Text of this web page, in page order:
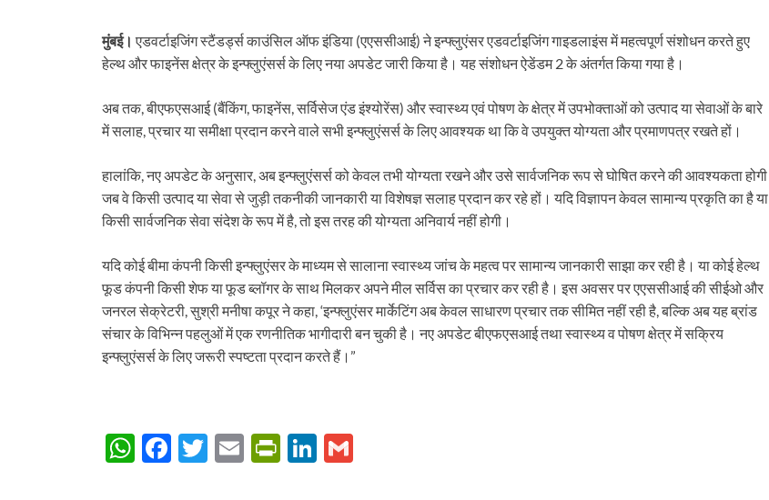
मुंबई। एडवर्टाइजिंग स्टैंडर्ड्स काउंसिल ऑफ इंडिया (एएससीआई) ने इन्फ्लुएंसर एडवर्टाइजिंग गाइडलाइंस में महत्वपूर्ण संशोधन करते हुए
हेल्थ और फाइनेंस क्षेत्र के इन्फ्लुएंसर्स के लिए नया अपडेट जारी किया है। यह संशोधन ऐडेंडम 2 के अंतर्गत किया गया है।
अब तक, बीएफएसआई (बैंकिंग, फाइनेंस, सर्विसेज एंड इंश्योरेंस) और स्वास्थ्य एवं पोषण के क्षेत्र में उपभोक्ताओं को उत्पाद या सेवाओं के बारे
में सलाह, प्रचार या समीक्षा प्रदान करने वाले सभी इन्फ्लुएंसर्स के लिए आवश्यक था कि वे उपयुक्त योग्यता और प्रमाणपत्र रखते हों।
हालांकि, नए अपडेट के अनुसार, अब इन्फ्लुएंसर्स को केवल तभी योग्यता रखने और उसे सार्वजनिक रूप से घोषित करने की आवश्यकता होगी
जब वे किसी उत्पाद या सेवा से जुड़ी तकनीकी जानकारी या विशेषज्ञ सलाह प्रदान कर रहे हों। यदि विज्ञापन केवल सामान्य प्रकृति का है या
किसी सार्वजनिक सेवा संदेश के रूप में है, तो इस तरह की योग्यता अनिवार्य नहीं होगी।
यदि कोई बीमा कंपनी किसी इन्फ्लुएंसर के माध्यम से सालाना स्वास्थ्य जांच के महत्व पर सामान्य जानकारी साझा कर रही है। या कोई हेल्थ
फूड कंपनी किसी शेफ या फूड ब्लॉगर के साथ मिलकर अपने मील सर्विस का प्रचार कर रही है। इस अवसर पर एएससीआई की सीईओ और
जनरल सेक्रेटरी, सुश्री मनीषा कपूर ने कहा, ‘इन्फ्लुएंसर मार्केटिंग अब केवल साधारण प्रचार तक सीमित नहीं रही है, बल्कि अब यह ब्रांड
संचार के विभिन्न पहलुओं में एक रणनीतिक भागीदारी बन चुकी है। नए अपडेट बीएफएसआई तथा स्वास्थ्य व पोषण क्षेत्र में सक्रिय
इन्फ्लुएंसर्स के लिए जरूरी स्पष्टता प्रदान करते हैं।”
W F
T
E
P
Li